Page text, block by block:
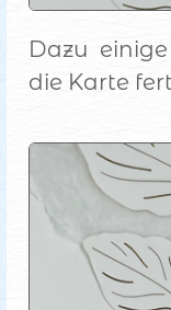
Dazu
die Karte